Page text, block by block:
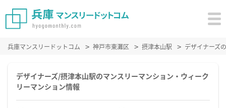
兵庫マンスリードットコム 神戸市東灘区 摂津本山駅 デザイナーズ
デザイナーズ/摂津本山駅のマンスリーマンション・ウィーク
リーマンション情報